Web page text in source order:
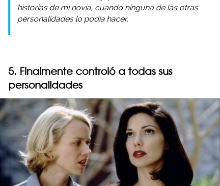
historias de mi novia, cuando ninguna de las otras
personalidades lo podía hacer.
5. Finalmente controló a todas sus
personalidades